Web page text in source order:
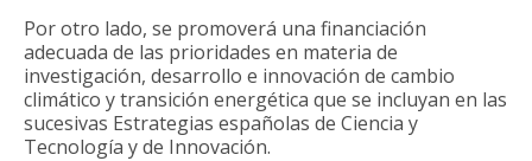
Por otro lado, se promoverá una financiación
adecuada de las prioridades en materia de
investigación, desarrollo e innovación de cambio
climático y transición energética que se incluyan en las
sucesivas Estrategias españolas de Ciencia y
Tecnología y de Innovación.